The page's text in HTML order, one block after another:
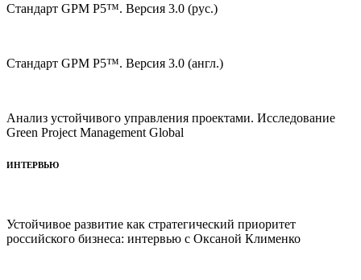
Стандарт GPM P5™. Версия 3.0 (рус.)
Стандарт GPM P5™. Версия 3.0 (англ.)
Анализ устойчивого управления проектами. Исследование
Green Project Management Global
ИНТЕРВЬЮ
Устойчивое развитие как стратегический приоритет
российского бизнеса: интервью с Оксаной Клименко